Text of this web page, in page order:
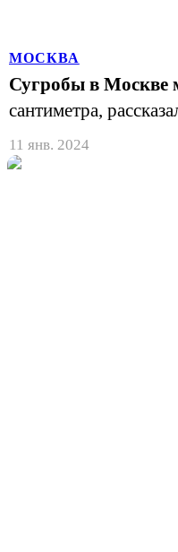
МОСКВА
Сугробы в Москве
сантиметра,
11 янв. 2024